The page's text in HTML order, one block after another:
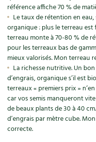
référence affiche 70 % de
Le taux de rétention en
organique : plus le terreau est
terreau monte à 70-80 % de
pour les terreaux bas de
mieux valorisés. Mon terreau
La richesse nutritive. Un
d’engrais, organique s’il est
terreaux « premiers prix »
car vos semis manqueront
de beaux plants de 30 à 40
d’engrais par mètre cube.
correcte.